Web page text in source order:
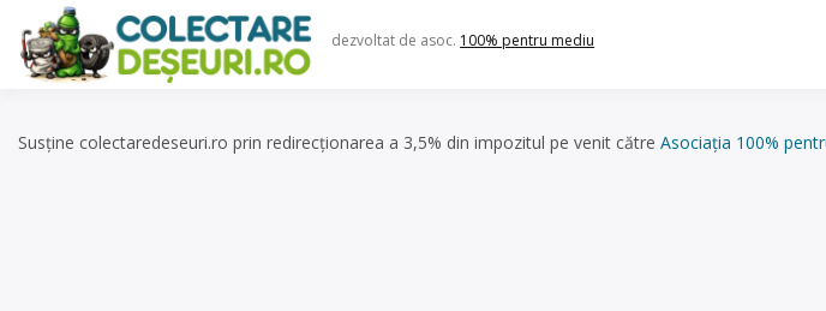
content
dezvoltat de asoc. 100% pentru mediu
Susține colectaredeseuri.ro prin redirecționarea a 3,5% din impozitul pe venit către Asociația 100%